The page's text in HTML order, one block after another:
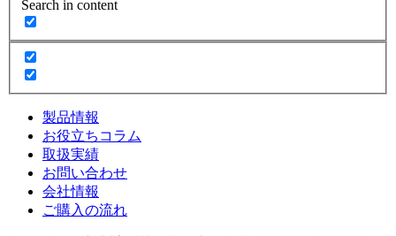
Search in content
製品情報
お役立ちコラム
取扱実績
お問い合わせ
会社情報
ご購入の流れ